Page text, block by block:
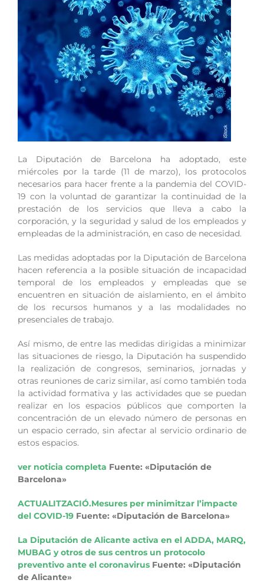
La Diputación de Barcelona ha adoptado, este
miércoles por la tarde (11 de marzo), los protocolos
necesarios para hacer frente a la pandemia del COVID-
19 con la voluntad de garantizar la continuidad de la
prestación de los servicios que lleva a cabo la
corporación, y la seguridad y salud de los empleados y
empleadas de la administración, en caso de necesidad.
Las medidas adoptadas por la Diputación de Barcelona
hacen referencia a la posible situación de incapacidad
temporal de los empleados y empleadas que se
encuentren en situación de aislamiento, en el ámbito
de los recursos humanos y a las modalidades no
presenciales de trabajo.
Así mismo, de entre las medidas dirigidas a minimizar
las situaciones de riesgo, la Diputación ha suspendido
la realización de congresos, seminarios, jornadas y
otras reuniones de cariz similar, así como también toda
la actividad formativa y las actividades que se puedan
realizar en los espacios públicos que comporten la
concentración de un elevado número de personas en
un espacio cerrado, sin afectar al servicio ordinario de
estos espacios.
ver noticia completa Fuente: «Diputación de
Barcelona»
ACTUALITZACIÓ.Mesures per minimitzar l’impacte
del COVID-19 Fuente: «Diputación de Barcelona»
La Diputación de Alicante activa en el ADDA, MARQ,
MUBAG y otros de sus centros un protocolo
preventivo ante el coronavirus Fuente: «Diputación
de Alicante»